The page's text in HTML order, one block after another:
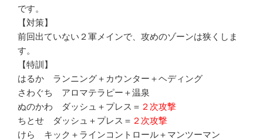
です。
【対策】
前回出ていない２軍メインで、攻めのゾーンは狭くしま
す。
【特訓】
はるか ランニング＋カウンター＋ヘディング
さわぐち アロマテラピー＋温泉
ぬのかわ ダッシュ＋プレス＝ ２次攻撃
ちとせ ダッシュ＋プレス＝ ２次攻撃
けら キック＋ラインコントロール＋マンツーマン